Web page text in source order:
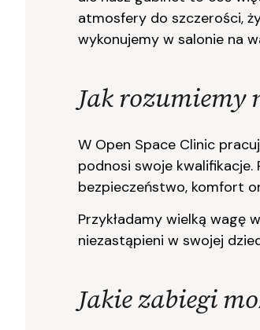
atmosfery do szczerości,
wykonujemy w salonie na
Jak rozumiemy
W Open Space Clinic
podnosi swoje kwalifikacje.
bezpieczeństwo, komfort
Przykładamy wielką wagę
niezastąpieni w swojej
Jakie zabiegi